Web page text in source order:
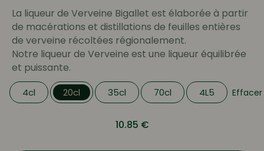
4.99 €
à
165.00 €
La liqueur de Verveine Bigallet est élaborée à partir
de macérations et distillations de feuilles entières
de verveine récoltées régionalement.
Notre liqueur de Verveine est une liqueur équilibrée
et puissante.
4cl 20cl 35cl 70cl 4L5 Effacer
10.85 €